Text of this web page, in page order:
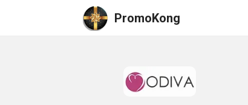
PromoKong